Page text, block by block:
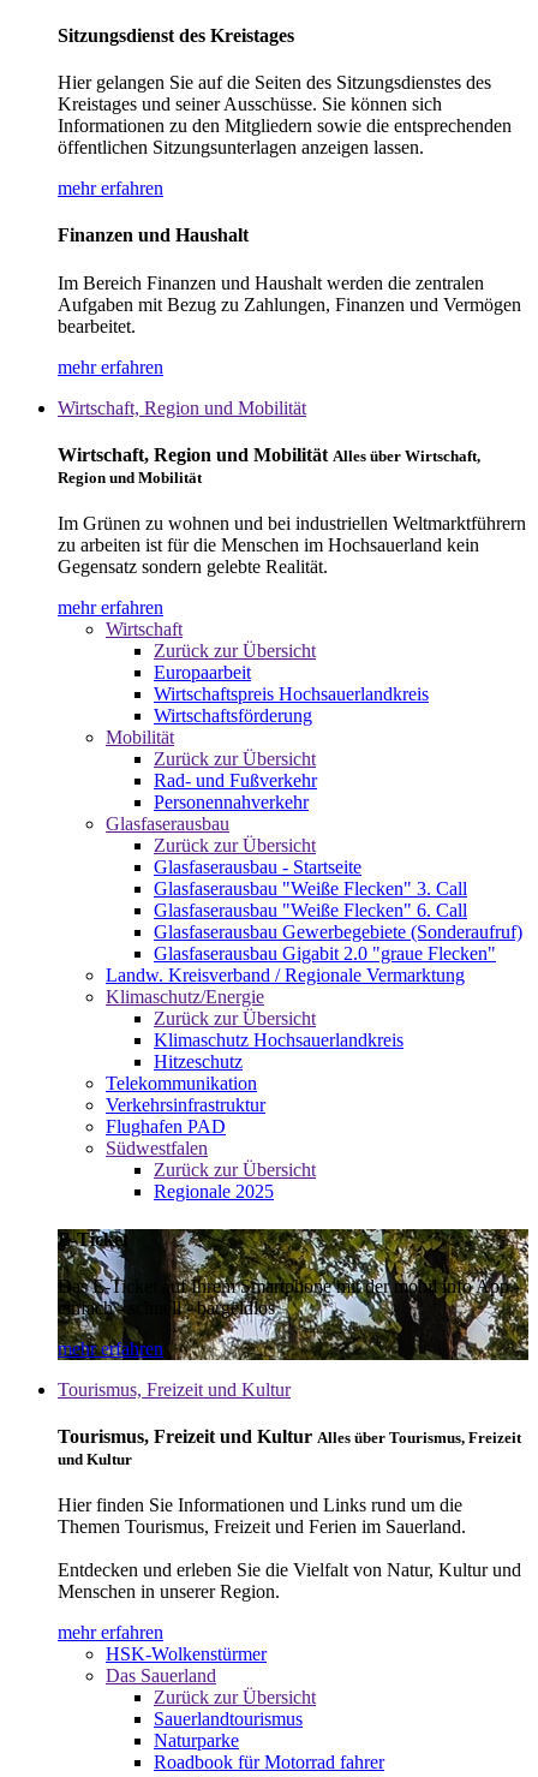
Sitzungsdienst des Kreistages
Hier gelangen Sie auf die Seiten des Sitzungsdienstes des
Kreistages und seiner Ausschüsse. Sie können sich
Informationen zu den Mitgliedern sowie die entsprechenden
öffentlichen Sitzungsunterlagen anzeigen lassen.
mehr erfahren
Finanzen und Haushalt
Im Bereich Finanzen und Haushalt werden die zentralen
Aufgaben mit Bezug zu Zahlungen, Finanzen und Vermögen
bearbeitet.
mehr erfahren
Wirtschaft, Region und Mobilität
Wirtschaft, Region und Mobilität Alles über Wirtschaft,
Region und Mobilität
Im Grünen zu wohnen und bei industriellen Weltmarktführern
zu arbeiten ist für die Menschen im Hochsauerland kein
Gegensatz sondern gelebte Realität.
mehr erfahren
Wirtschaft
Zurück zur Übersicht
Europaarbeit
Wirtschaftspreis Hochsauerlandkreis
Wirtschaftsförderung
Mobilität
Zurück zur Übersicht
Rad- und Fußverkehr
Personennahverkehr
Glasfaserausbau
Zurück zur Übersicht
Glasfaserausbau - Startseite
Glasfaserausbau "Weiße Flecken" 3. Call
Glasfaserausbau "Weiße Flecken" 6. Call
Glasfaserausbau Gewerbegebiete (Sonderaufruf)
Glasfaserausbau Gigabit 2.0 "graue Flecken"
Landw. Kreisverband / Regionale Vermarktung
Klimaschutz/Energie
Zurück zur Übersicht
Klimaschutz Hochsauerlandkreis
Hitzeschutz
Telekommunikation
Verkehrsinfrastruktur
Flughafen PAD
Südwestfalen
Zurück zur Übersicht
Regionale 2025
E-Ticket
Das E-Ticket auf Ihrem Smartphone mit der mobil info App -
einfach - schnell - bargeldlos
mehr erfahren
Tourismus, Freizeit und Kultur
Tourismus, Freizeit und Kultur Alles über Tourismus, Freizeit
und Kultur
Hier finden Sie Informationen und Links rund um die
Themen Tourismus, Freizeit und Ferien im Sauerland.
Entdecken und erleben Sie die Vielfalt von Natur, Kultur und
Menschen in unserer Region.
mehr erfahren
HSK-Wolkenstürmer
Das Sauerland
Zurück zur Übersicht
Sauerlandtourismus
Naturparke
Roadbook für Motorrad fahrer